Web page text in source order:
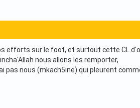
efforts sur le foot, et surtout cette CL
nous allons les remporter,
pas nous (mkach5ine) qui pleurent